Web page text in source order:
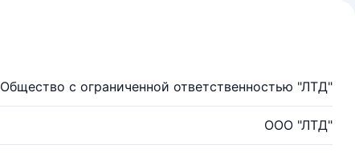
Общество с ограниченной ответственностью "ЛТД"
ООО "ЛТД"